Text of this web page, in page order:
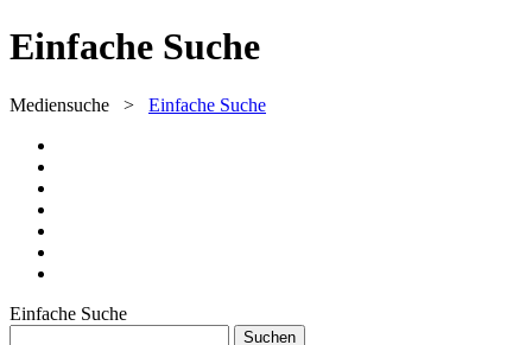
Einfache Suche
Mediensuche > Einfache Suche
Einfache Suche